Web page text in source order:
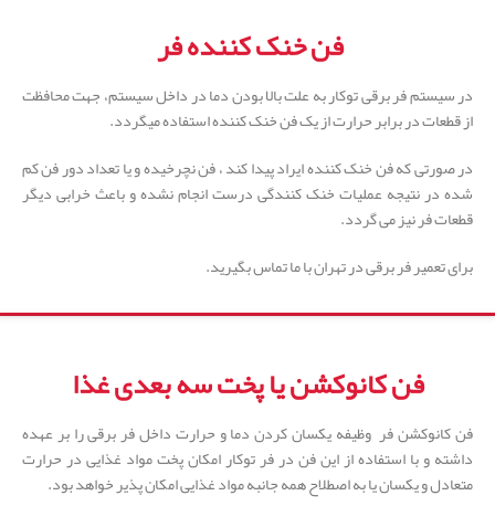
فن خنک کننده فر
در سیستم فر برقی توکار به علت بالا بودن دما در داخل سیستم، جهت محافظت
از قطعات در برابر حرارت از یک فن خنک کننده استفاده میگردد.
در صورتی که فن خنک کننده ایراد پیدا کند ، فن نچرخیده و یا تعداد دور فن کم
شده در نتیجه عملیات خنک کنندگی درست انجام نشده و باعث خرابی دیگر
قطعات فر نیز می گردد.
برای تعمیر فر برقی در تهران با ما تماس بگیرید.
فن کانوکشن یا پخت سه بعدی غذا
فن کانوکشن فر وظیفه یکسان کردن دما و حرارت داخل فر برقی را بر عهده
داشته و با استفاده از این فن در فر توکار امکان پخت مواد غذایی در حرارت
متعادل و یکسان یا به اصطلاح همه جانبه مواد غذایی امکان پذیر خواهد بود.